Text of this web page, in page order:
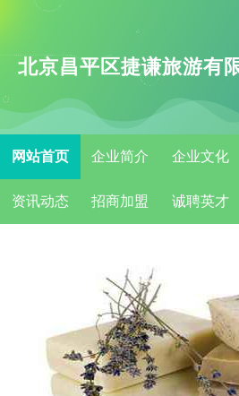
北京昌平区捷谦旅游有
网站首页 企业简介 企业文化
资讯动态 招商加盟 诚聘英才